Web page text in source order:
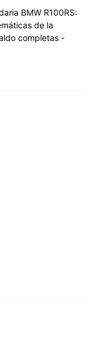
BMW R100RS:
de la
completas -